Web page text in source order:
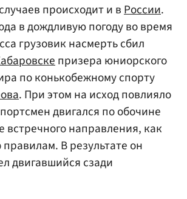
происходит и вРоссии.
в дождливую погоду во время
грузовик насмерть сбил
призера юниорского
по конькобежному спорту
. При этом на исход повлияло
двигался по обочине
встречного направления, как
В результате он
двигавшийся сзади